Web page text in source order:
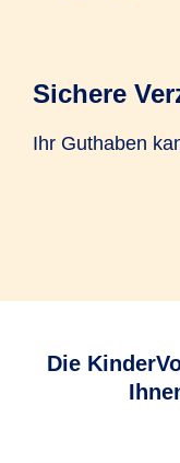
Sichere
Ihr Guthaben
Die